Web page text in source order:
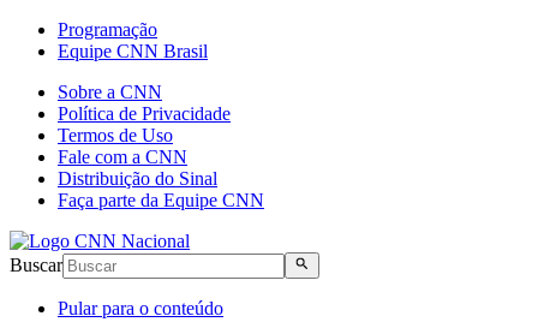
Programação
Equipe CNN Brasil
Sobre a CNN
Política de Privacidade
Termos de Uso
Fale com a CNN
Distribuição do Sinal
Faça parte da Equipe CNN
Buscar
Pular para o conteúdo